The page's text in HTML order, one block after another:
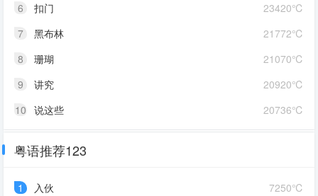
23420℃
6
扣门
21772℃
7
黑布林
21070℃
8
珊瑚
20920℃
9
讲究
20736℃
10 说这些
粤语推荐123
7250℃
1
入伙